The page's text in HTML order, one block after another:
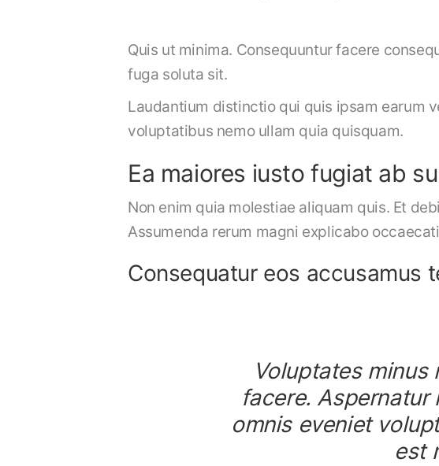
Quis ut minima. Consequuntur facere
fuga soluta sit.
Laudantium distinctio qui quis ipsam earum
voluptatibus nemo ullam quia quisquam.
Ea maiores iusto fugiat ab
Non enim quia molestiae aliquam quis. Et
Assumenda rerum magni explicabo
Consequatur eos accusamus
Voluptates
facere.
omnis eveniet
est